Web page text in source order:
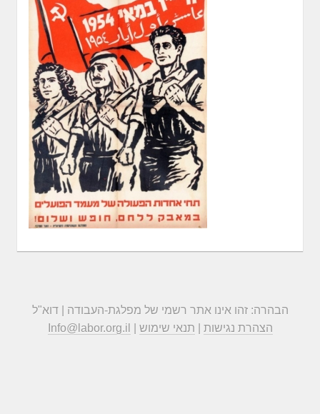
הבהרה: זהו אינו אתר רשמי של מפלגת-העבודה | דוא"ל
Info@labor.org.il
הצהרת נגישות תנאי שימוש